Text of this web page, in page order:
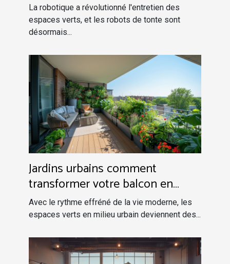
La robotique a révolutionné l'entretien des
espaces verts, et les robots de tonte sont
désormais...
Jardins urbains comment
transformer votre balcon en
oasis verte
Avec le rythme effréné de la vie moderne, les
espaces verts en milieu urbain deviennent des...